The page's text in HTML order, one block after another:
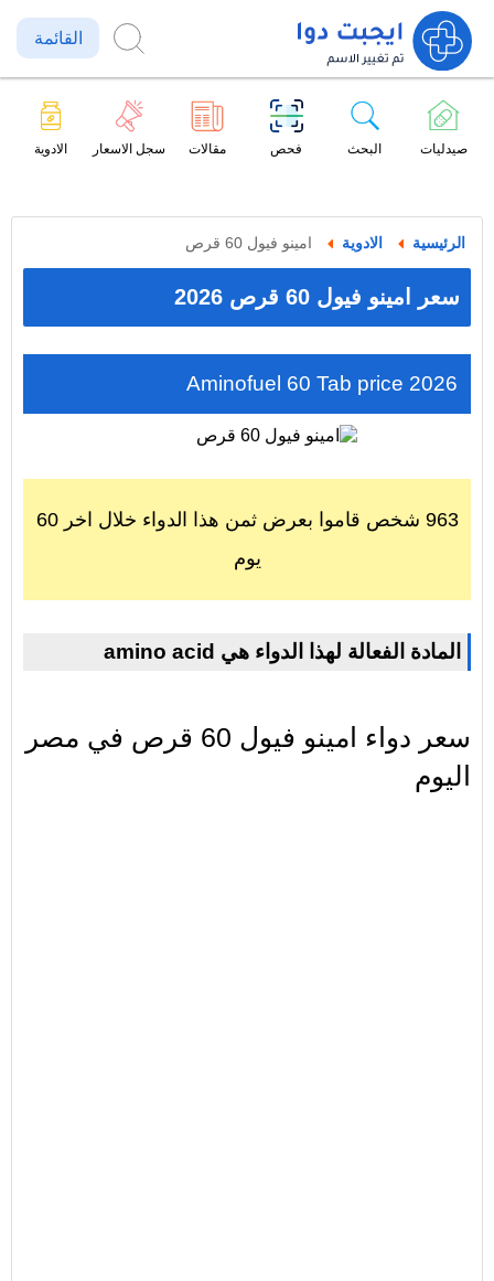
القائمة
صيدليات البحث فحص مقالات سجل الاسعار الادوية
الرئيسية الادوية امينو فيول 60 قرص
سعر امينو فيول 60 قرص 2026
Aminofuel 60 Tab price 2026
963 شخص قاموا بعرض ثمن هذا الدواء خلال اخر 60
يوم
amino acid المادة الفعالة لهذا الدواء هي
سعر دواء امينو فيول 60 قرص في مصر
اليوم